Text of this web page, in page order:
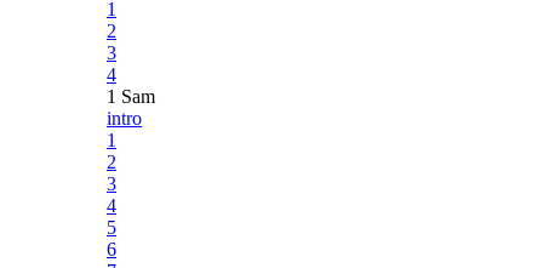
1
2
3
4
1 Sam
intro
1
2
3
4
5
6